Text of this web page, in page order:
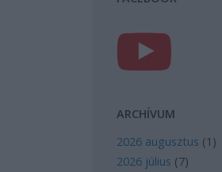
ARCHÍVUM
2026 augusztus (1 )
2026 július (7)